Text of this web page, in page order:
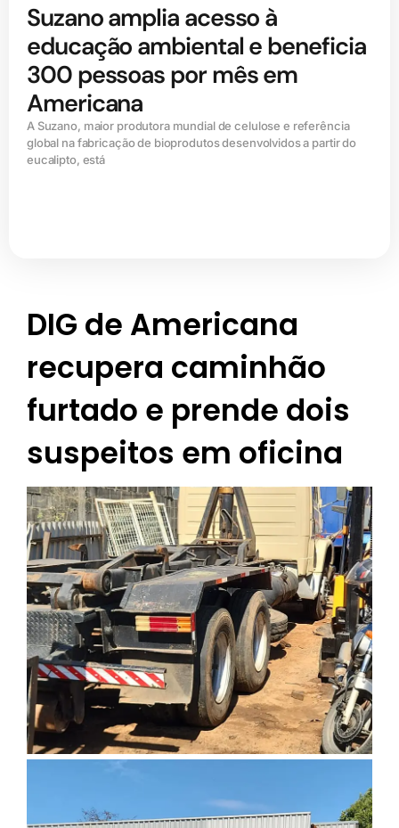
Suzano amplia acesso à
educação ambiental e beneficia
300 pessoas por mês em
Americana
A Suzano, maior produtora mundial de celulose e referência
global na fabricação de bioprodutos desenvolvidos a partir do
eucalipto, está
DIG de Americana
recupera caminhão
furtado e prende dois
suspeitos em oficina